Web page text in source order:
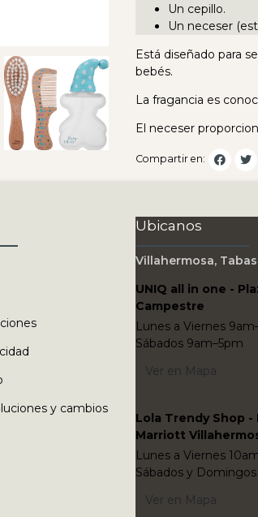
Un cepillo.
Un neceser
Está diseñado para
bebés.
La fragancia es
El neceser
Compartir en:
y cambios
Ubicanos
Villahermosa,
UNIQ all in one -
Campestre
Lunes a Viernes
Sábados 9am–5pm
Ver en Mapa
Lola Trendy Shop -
Marriott
Lunes a Viernes
Sábados y
Ver en Mapa